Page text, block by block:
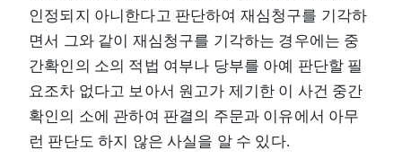
인정되지 아니한다고 판단하여 재심청구를 기각하
면서 그와 같이 재심청구를 기각하는 경우에는 중
간확인의 소의 적법 여부나 당부를 아예 판단할 필
요조차 없다고 보아서 원고가 제기한 이 사건 중간
확인의 소에 관하여 판결의 주문과 이유에서 아무
런 판단도 하지 않은 사실을 알 수 있다.